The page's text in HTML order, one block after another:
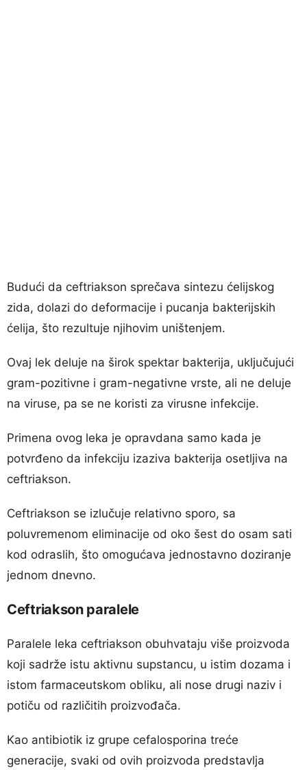
Budući da ceftriakson sprečava sintezu ćelijskog
zida, dolazi do deformacije i pucanja bakterijskih
ćelija, što rezultuje njihovim uništenjem.
Ovaj lek deluje na širok spektar bakterija, uključujući
gram-pozitivne i gram-negativne vrste, ali ne deluje
na viruse, pa se ne koristi za virusne infekcije.
Primena ovog leka je opravdana samo kada je
potvrđeno da infekciju izaziva bakterija osetljiva na
ceftriakson.
Ceftriakson se izlučuje relativno sporo, sa
poluvremenom eliminacije od oko šest do osam sati
kod odraslih, što omogućava jednostavno doziranje
jednom dnevno.
Ceftriakson paralele
Paralele leka ceftriakson obuhvataju više proizvoda
koji sadrže istu aktivnu supstancu, u istim dozama i
istom farmaceutskom obliku, ali nose drugi naziv i
potiču od različitih proizvođača.
Kao antibiotik iz grupe cefalosporina treće
generacije, svaki od ovih proizvoda predstavlja